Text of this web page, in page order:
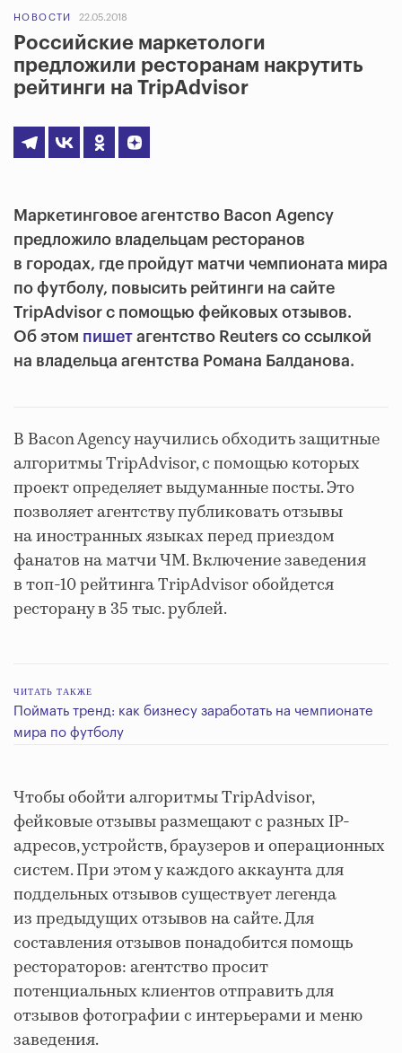
НОВОСТИ 22.05.2018
Российские маркетологи
предложили ресторанам накрутить
рейтинги на TripAdvisor
Маркетинговое агентство Bacon Agency
предложило владельцам ресторанов
в городах, где пройдут матчи чемпионата мира
по футболу, повысить рейтинги на сайте
TripAdvisor с помощью фейковых отзывов.
Об этом пишет агентство Reuters со ссылкой
на владельца агентства Романа Балданова.
В Bacon Agency научились обходить защитные
алгоритмы TripAdvisor, с помощью которых
проект определяет выдуманные посты. Это
позволяет агентству публиковать отзывы
на иностранных языках перед приездом
фанатов на матчи ЧМ. Включение заведения
в топ-10 рейтинга TripAdvisor обойдется
ресторану в 35 тыс. рублей.
ЧИТАТЬ ТАКЖЕ
Поймать тренд: как бизнесу заработать на чемпионате
мира по футболу
Чтобы обойти алгоритмы TripAdvisor,
фейковые отзывы размещают с разных IP-
адресов, устройств, браузеров и операционных
систем. При этом у каждого аккаунта для
поддельных отзывов существует легенда
из предыдущих отзывов на сайте. Для
составления отзывов понадобится помощь
рестораторов: агентство просит
потенциальных клиентов отправить для
отзывов фотографии с интерьерами и меню
заведения.